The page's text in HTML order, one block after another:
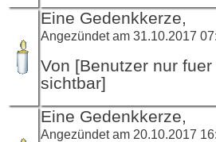
Eine Gedenkkerze,
Angezündet am 31.10.2017
Von [Benutzer nur
sichtbar]
Eine Gedenkkerze,
Angezündet am 20.10.2017